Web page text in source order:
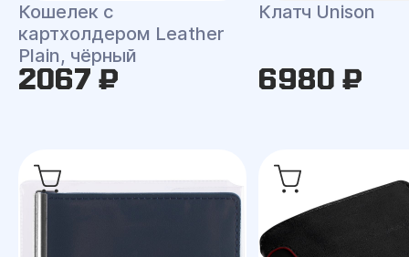
Кошелек с
картхолдером Leather
Plain, чёрный
2067 ₽
Клатч Unison
6980 ₽